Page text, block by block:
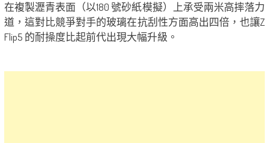
在複製瀝青表面（以180 號砂紙模擬）上承受兩米高摔落力
道，這對比競爭對手的玻璃在抗刮性方面高出四倍，也讓Z
Flip5 的耐操度比起前代出現大幅升級。